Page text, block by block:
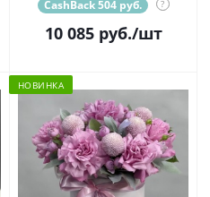
CashBack 504 руб. ?
10 085руб./шт
НОВИНКА